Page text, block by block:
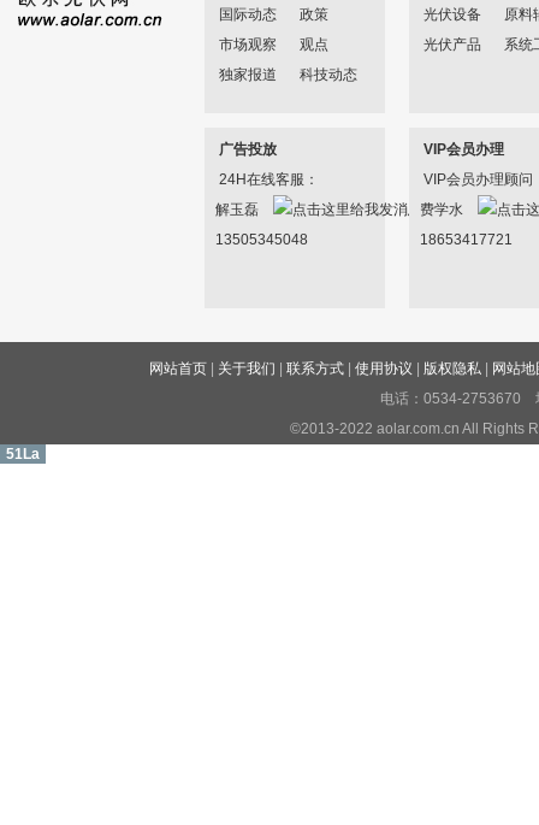
国际动态
政策
市场观察
观点
独家报道
科技动态
光伏设备
原料
光伏产品
系统
广告投放
24H在线客服：
解玉磊
13505345048
VIP会员办理
VIP会员办理顾问
费学水
18653417721
网站首页 关于我们 |联系方式 |使用协议 版权隐私
网站地
电话：0534-2753670
©2013-2022 aolar.com.cn All Rights
51La